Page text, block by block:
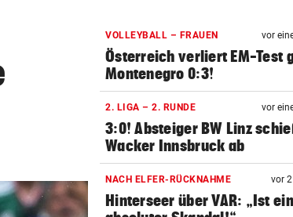
VOLLEYBALL – FRAUEN vor
Österreich verliert EM-Test
Montenegro 0:3!
2. LIGA – 2. RUNDE vor
3:0! Absteiger BW Linz
Wacker Innsbruck ab
NACH ELFER-RÜCKNAHME vor
Hinterseer über VAR: „Ist ein